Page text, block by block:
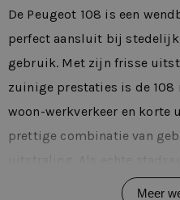
De Peugeot 108 is een
perfect aansluit bij
gebruik. Met zijn frisse
zuinige prestaties is de
woon-werkverkeer en korte
prettige combinatie van
licht en wendbaar aan
Meer